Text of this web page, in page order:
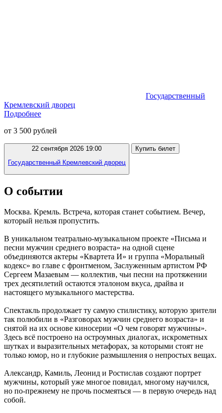
Государственный
Кремлевский дворец
Подробнее
от 3 500 рублей
22 сентября 2026 19:00
Государственный Кремлевский дворец
Купить билет
О событии
Москва. Кремль. Встреча, которая станет событием. Вечер,
который нельзя пропустить.
В уникальном театрально-музыкальном проекте «Письма и
песни мужчин среднего возраста» на одной сцене
объединяются актеры «Квартета И» и группа «Моральный
кодекс» во главе с фронтменом, Заслуженным артистом РФ
Сергеем Мазаевым — коллектив, чьи песни на протяжении
трех десятилетий остаются эталоном вкуса, драйва и
настоящего музыкального мастерства.
Спектакль продолжает ту самую стилистику, которую зрители
так полюбили в «Разговорах мужчин среднего возраста» и
снятой на их основе киносерии «О чем говорят мужчины».
Здесь всё построено на остроумных диалогах, искрометных
шутках и выразительных метафорах, за которыми стоят не
только юмор, но и глубокие размышления о непростых вещах.
Александр, Камиль, Леонид и Ростислав создают портрет
мужчины, который уже многое повидал, многому научился,
но по-прежнему не прочь посмеяться — в первую очередь над
собой.